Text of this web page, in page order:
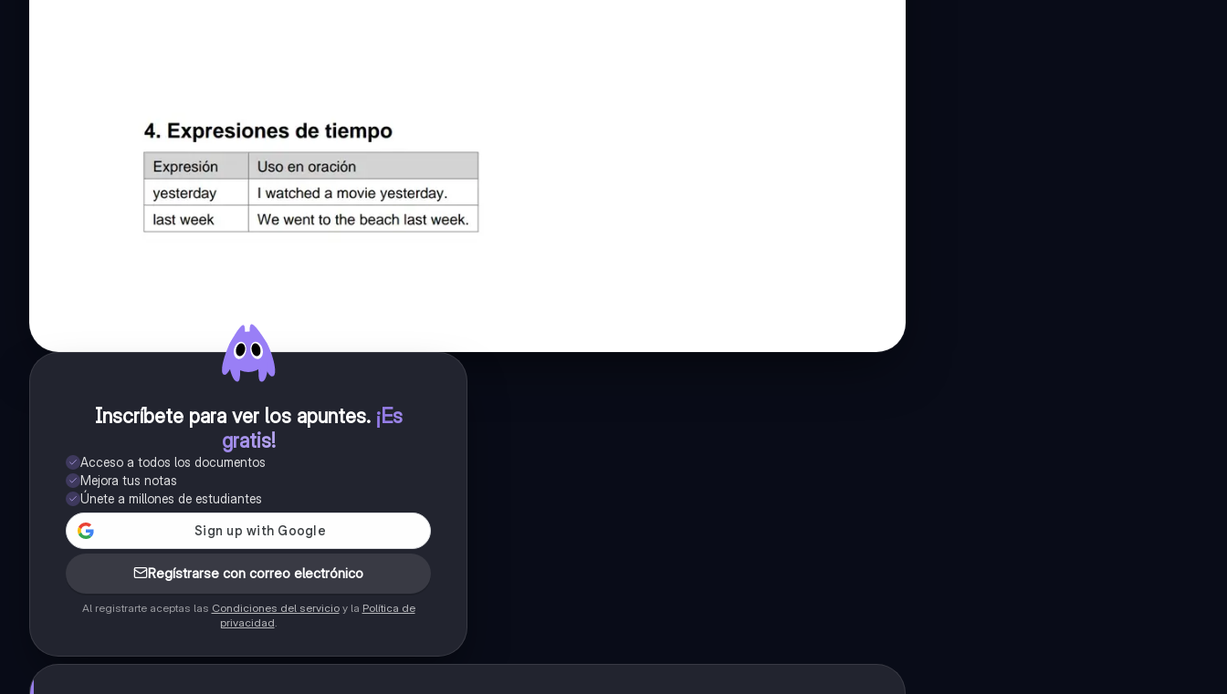
Inscríbete para ver los apuntes. ¡Es
gratis!
Acceso a todos los documentos
Mejora tus notas
Únete a millones de estudiantes
Regístrarse con correo electrónico
Al registrarte aceptas las Condiciones del servicioy la Política de
privacidad.